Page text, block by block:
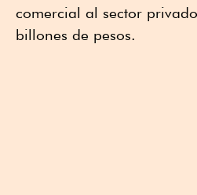
comercial al sector
billones de pesos.